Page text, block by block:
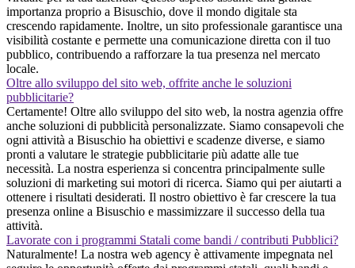
importanza proprio a Bisuschio, dove il mondo digitale sta
crescendo rapidamente. Inoltre, un sito professionale garantisce una
visibilità costante e permette una comunicazione diretta con il tuo
pubblico, contribuendo a rafforzare la tua presenza nel mercato
locale.
Oltre allo sviluppo del sito web, offrite anche le soluzioni
pubblicitarie?
Certamente! Oltre allo sviluppo del sito web, la nostra agenzia offre
anche soluzioni di pubblicità personalizzate. Siamo consapevoli che
ogni attività a Bisuschio ha obiettivi e scadenze diverse, e siamo
pronti a valutare le strategie pubblicitarie più adatte alle tue
necessità. La nostra esperienza si concentra principalmente sulle
soluzioni di marketing sui motori di ricerca. Siamo qui per aiutarti a
ottenere i risultati desiderati. Il nostro obiettivo è far crescere la tua
presenza online a Bisuschio e massimizzare il successo della tua
attività.
Lavorate con i programmi Statali come bandi / contributi Pubblici?
Naturalmente! La nostra web agency è attivamente impegnata nel